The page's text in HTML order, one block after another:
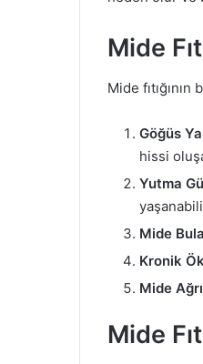
Mide
Mide
Göğüs
hissi
Yutma
Mide
Kronik
Mide
Mide